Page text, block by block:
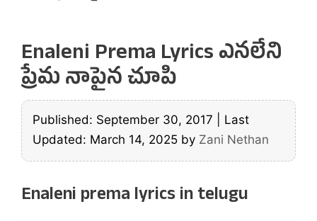
Enaleni Prema Lyrics ఎనలేని
ప్రేమ నాపైన చూపి
Published: September 30, 2017
Last
Updated: March 14, 2025 by Zani Nethan
Enaleni prema lyrics in telugu